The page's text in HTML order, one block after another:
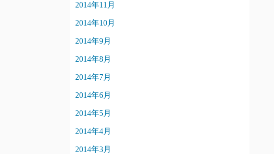
2014年11月
2014年10月
2014年9月
2014年8月
2014年7月
2014年6月
2014年5月
2014年4月
2014年3月